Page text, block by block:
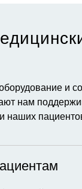
и
нам
наших